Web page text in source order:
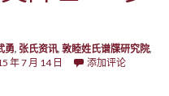
勇, 张氏资讯, 敦睦姓氏谱牒研究院,
年 7 月 14 日 添加评论